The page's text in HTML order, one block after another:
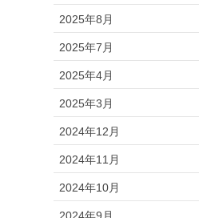
2025年8月
2025年7月
2025年4月
2025年3月
2024年12月
2024年11月
2024年10月